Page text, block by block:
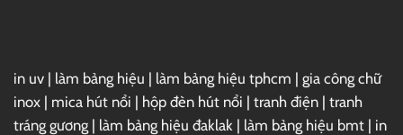
in uv | làm bảng hiệu | làm bảng hiệu tphcm | gia công chữ
inox | mica hút nổi | hộp đèn hút nổi | tranh điện | tranh
tráng gương | làm bảng hiệu đaklak | làm bảng hiệu bmt | in